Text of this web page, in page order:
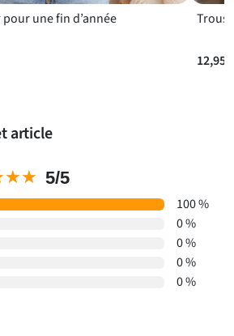
famille. Pratique, léger et durable, ce
unique est une manière originale et
une nounou pour son dévouement
une fin d’année
12,95 €
article
5/5
100 %
0 %
0 %
0 %
0 %